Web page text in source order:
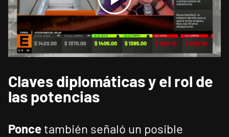
Claves diplomáticas y el rol de
las potencias
Poncetambién señaló un posible